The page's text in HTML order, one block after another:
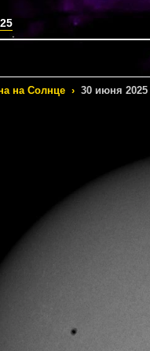
на Солнце › 30 июня 2025